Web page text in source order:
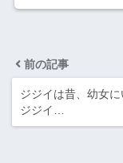
前の記事
ジジイは昔、幼女
ジジイ…